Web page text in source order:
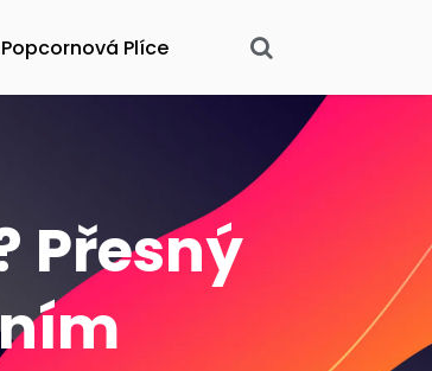
Popcornová Plíce
Přesný